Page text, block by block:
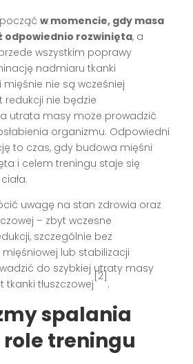
w momencie, gdy masa
odpowiednio rozwinięta, a
wszystkim poprawy
nadmiaru tkanki
mięśnie nie są wcześniej
redukcji nie będzie
utrata masy może prowadzić
organizmu. Odpowiedni
to czas, gdy budowa mięśni
i celem treningu staje się
uwagę na stan zdrowia oraz
– zbyt wczesne
szczególnie bez
lub stabilizacji
do szybkiej utraty masy
tłuszczowej
[2]
.
spalania
role treningu